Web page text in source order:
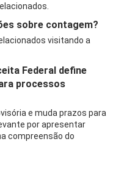
sobre contagem?
visitando a
Federal define
processos
e muda prazos para
por apresentar
compreensão do